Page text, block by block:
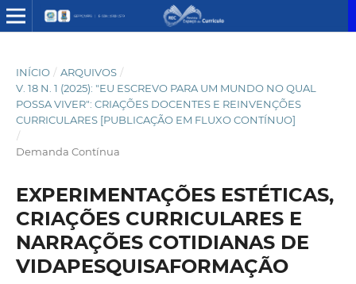
INÍCIO / ARQUIVOS /
V. 18 N. 1 (2025): "EU ESCREVO PARA UM MUNDO NO QUAL
POSSA VIVER": CRIAÇÕES DOCENTES E REINVENÇÕES
CURRICULARES [PUBLICAÇÃO EM FLUXO CONTÍNUO]
/
Demanda Contínua
EXPERIMENTAÇÕES ESTÉTICAS,
CRIAÇÕES CURRICULARES E
NARRAÇÕES COTIDIANAS DE
VIDAPESQUISAFORMAÇÃO